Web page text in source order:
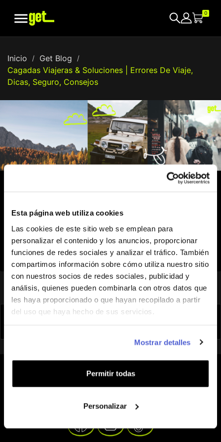
Esta página web utiliza cookies
Las cookies de este sitio web se emplean para
personalizar el contenido y los anuncios, proporcionar
funciones de redes sociales y analizar el tráfico. También
compartimos información sobre cómo utiliza nuestro sitio
con nuestros socios de redes sociales, publicidad y
análisis, quienes pueden combinarla con otros datos que
les haya proporcionado o que hayan recopilado a partir
del uso que haya hecho de sus servicios.
Mostrar detalles
Permitir todas
Personalizar
 0
Inicio
Get Blog
Cagadas Viajeras & Soluciones | Errores De Viaje,
Dicas, Seguro, Consejos
Viajar en Otoño
06 Nov, 2025